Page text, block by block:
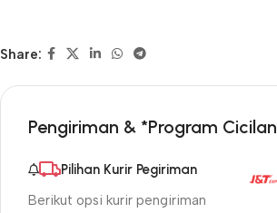
Share:
Pengiriman & *Program Cicilan
Pilihan Kurir Pegiriman
Berikut opsi kurir pengiriman